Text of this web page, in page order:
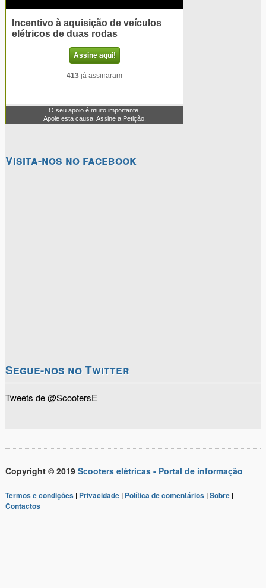
Visita-nos no facebook
Segue-nos no Twitter
Tweets de @ScootersE
Copyright © 2019 Scooters elétricas - Portal de informação
Termos e condições| Privacidade| Política de comentários|Sobre|
Contactos